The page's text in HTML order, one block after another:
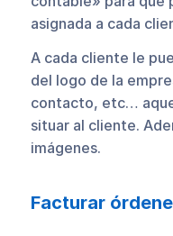
asignada a cada
A cada cliente le
del logo de la
contacto, etc…
situar al cliente.
imágenes.
Facturar